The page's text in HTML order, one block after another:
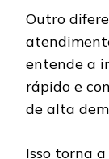
Outro
entende a
rápido e
de alta
Isso torna